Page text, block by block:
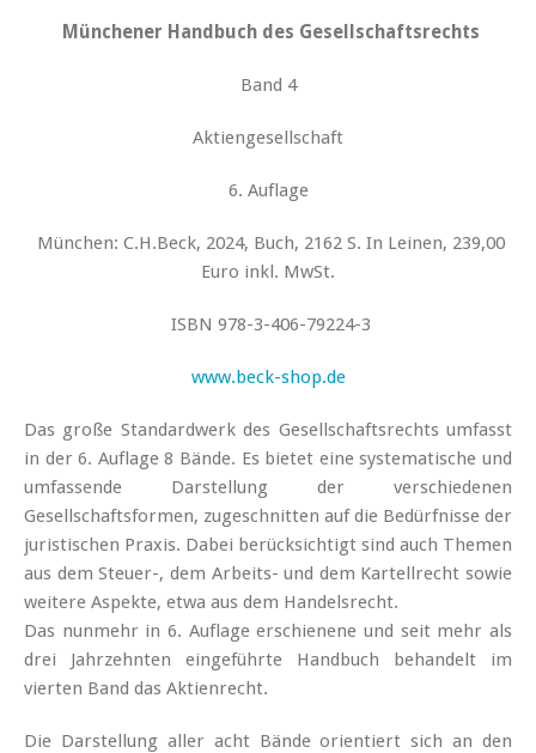
Münchener Handbuch des Gesellschaftsrechts
Band 4
Aktiengesellschaft
6. Auflage
München: C.H.Beck, 2024, Buch, 2162 S. In Leinen, 239,00
Euro inkl. MwSt.
ISBN 978-3-406-79224-3
www.beck-shop.de
Das große Standardwerk des Gesellschaftsrechts umfasst
in der 6. Auflage 8 Bände. Es bietet eine systematische und
umfassende Darstellung der verschiedenen
Gesellschaftsformen, zugeschnitten auf die Bedürfnisse der
juristischen Praxis. Dabei berücksichtigt sind auch Themen
aus dem Steuer-, dem Arbeits- und dem Kartellrecht sowie
weitere Aspekte, etwa aus dem Handelsrecht.
Das nunmehr in 6. Auflage erschienene und seit mehr als
drei Jahrzehnten eingeführte Handbuch behandelt im
vierten Band das Aktienrecht.
Die Darstellung aller acht Bände orientiert sich an den